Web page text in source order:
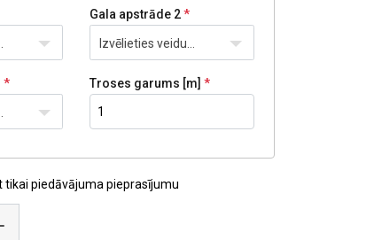
Gala apstrāde 2
Izvēlieties veidu...
Troses garums [m]
tikai piedāvājuma pieprasījumu